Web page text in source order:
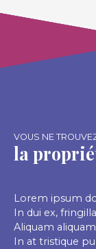
piscine pour
court de
PVC.
collège à 5
VOUS NE
la
Lorem ipsum
In dui ex,
Aliquam
In at tristique